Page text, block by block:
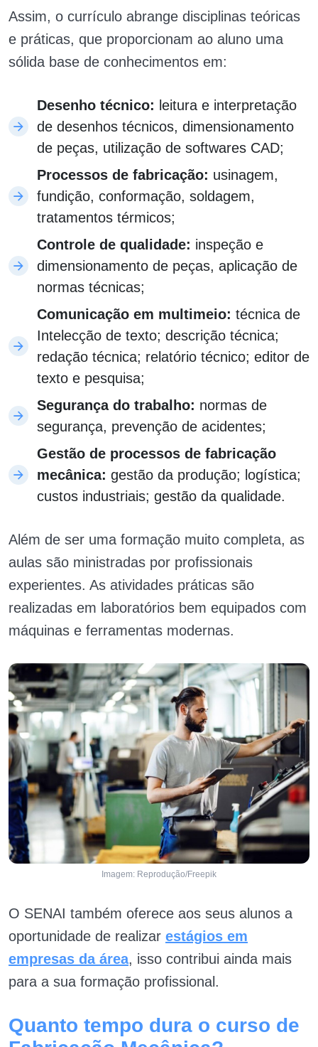
Assim, o currículo abrange disciplinas teóricas
e práticas, que proporcionam ao aluno uma
sólida base de conhecimentos em:
Desenho técnico: leitura e interpretação
de desenhos técnicos, dimensionamento
de peças, utilização de softwares CAD;
Processos de fabricação: usinagem,
fundição, conformação, soldagem,
tratamentos térmicos;
Controle de qualidade: inspeção e
dimensionamento de peças, aplicação de
normas técnicas;
Comunicação em multimeio: técnica de
Intelecção de texto; descrição técnica;
redação técnica; relatório técnico; editor de
texto e pesquisa;
Segurança do trabalho: normas de
segurança, prevenção de acidentes;
Gestão de processos de fabricação
mecânica: gestão da produção; logística;
custos industriais; gestão da qualidade.
Além de ser uma formação muito completa, as
aulas são ministradas por profissionais
experientes. As atividades práticas são
realizadas em laboratórios bem equipados com
máquinas e ferramentas modernas.
Imagem: Reprodução/Freepik
O SENAI também oferece aos seus alunos a
oportunidade de realizar estágios em
empresas da área, isso contribui ainda mais
para a sua formação profissional.
Quanto tempo dura o curso de